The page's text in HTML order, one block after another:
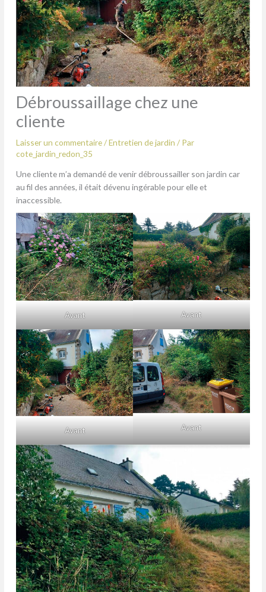
Débroussaillage chez une
cliente
Laisser un commentaire/Entretien de jardin / Par
cote_jardin_redon_35
Une cliente m’a demandé de venir débroussailler son jardin car
au fil des années, il était dévenu ingérable pour elle et
inaccessible.
Avant Avant
Avant Avant